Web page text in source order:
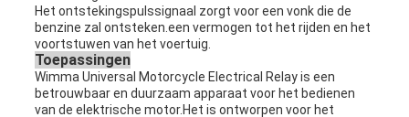
Het ontstekingspulssignaal zorgt voor een vonk die de
benzine zal ontsteken.een vermogen tot het rijden en het
voortstuwen van het voertuig.
Toepassingen
Wimma Universal Motorcycle Electrical Relay is een
betrouwbaar en duurzaam apparaat voor het bedienen
van de elektrische motor.Het is ontworpen voor het